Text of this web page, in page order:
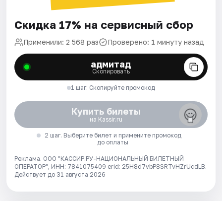
Скидка 17% на сервисный сбор
Применили: 2 568 раз Проверено: 1 минуту назад
адмитад
Скопировать
1 шаг. Скопируйте промокод
Купить билеты
на Kassir.ru
2 шаг. Выберите билет и примените промокод
до оплаты
Реклама. ООО "КАССИР.РУ-НАЦИОНАЛЬНЫЙ БИЛЕТНЫЙ
ОПЕРАТОР", ИНН: 7841075409 erid: 25H8d7vbP8SRTvHZrUcdLB.
Действует до 31 августа 2026